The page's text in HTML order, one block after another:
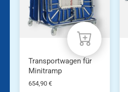
Transportwagen für
Minitramp
654,90 €